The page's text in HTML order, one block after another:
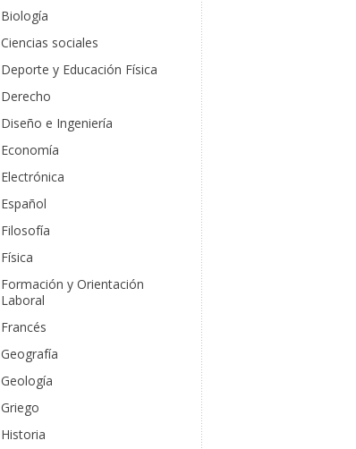
Biología
Ciencias sociales
Deporte y Educación Física
Derecho
Diseño e Ingeniería
Economía
Electrónica
Español
Filosofía
Física
Formación y Orientación
Laboral
Francés
Geografía
Geología
Griego
Historia